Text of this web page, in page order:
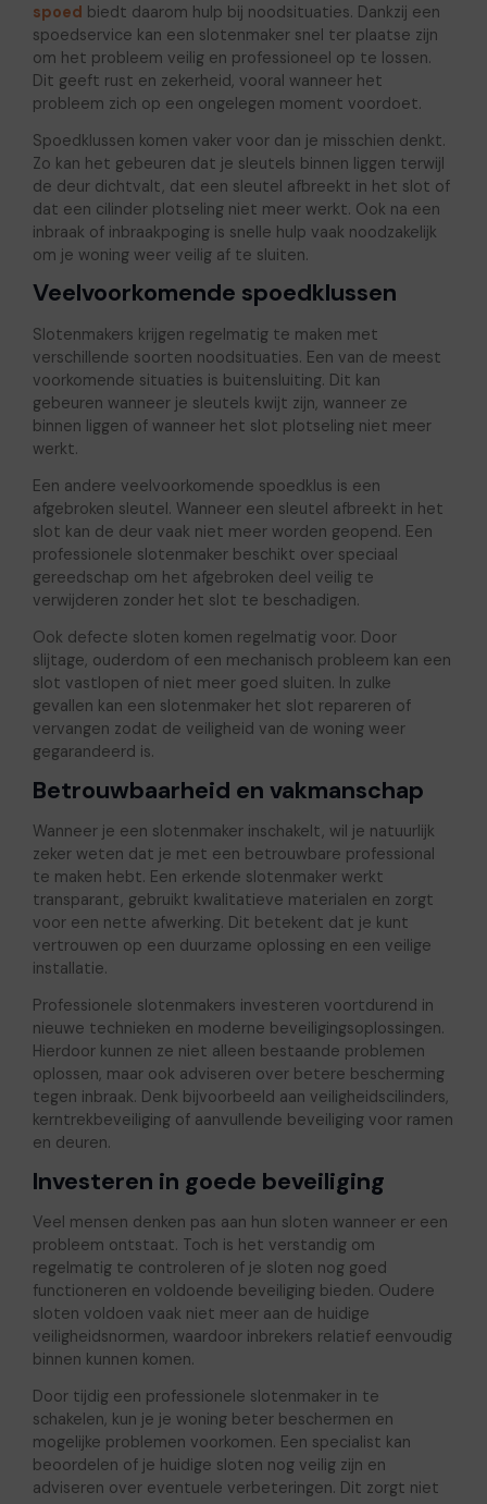
spoed biedt daarom hulp bij noodsituaties. Dankzij een
spoedservice kan een slotenmaker snel ter plaatse zijn
om het probleem veilig en professioneel op te lossen.
Dit geeft rust en zekerheid, vooral wanneer het
probleem zich op een ongelegen moment voordoet.
Spoedklussen komen vaker voor dan je misschien denkt.
Zo kan het gebeuren dat je sleutels binnen liggen terwijl
de deur dichtvalt, dat een sleutel afbreekt in het slot of
dat een cilinder plotseling niet meer werkt. Ook na een
inbraak of inbraakpoging is snelle hulp vaak noodzakelijk
om je woning weer veilig af te sluiten.
Veelvoorkomende spoedklussen
Slotenmakers krijgen regelmatig te maken met
verschillende soorten noodsituaties. Een van de meest
voorkomende situaties is buitensluiting. Dit kan
gebeuren wanneer je sleutels kwijt zijn, wanneer ze
binnen liggen of wanneer het slot plotseling niet meer
werkt.
Een andere veelvoorkomende spoedklus is een
afgebroken sleutel. Wanneer een sleutel afbreekt in het
slot kan de deur vaak niet meer worden geopend. Een
professionele slotenmaker beschikt over speciaal
gereedschap om het afgebroken deel veilig te
verwijderen zonder het slot te beschadigen.
Ook defecte sloten komen regelmatig voor. Door
slijtage, ouderdom of een mechanisch probleem kan een
slot vastlopen of niet meer goed sluiten. In zulke
gevallen kan een slotenmaker het slot repareren of
vervangen zodat de veiligheid van de woning weer
gegarandeerd is.
Betrouwbaarheid en vakmanschap
Wanneer je een slotenmaker inschakelt, wil je natuurlijk
zeker weten dat je met een betrouwbare professional
te maken hebt. Een erkende slotenmaker werkt
transparant, gebruikt kwalitatieve materialen en zorgt
voor een nette afwerking. Dit betekent dat je kunt
vertrouwen op een duurzame oplossing en een veilige
installatie.
Professionele slotenmakers investeren voortdurend in
nieuwe technieken en moderne beveiligingsoplossingen.
Hierdoor kunnen ze niet alleen bestaande problemen
oplossen, maar ook adviseren over betere bescherming
tegen inbraak. Denk bijvoorbeeld aan veiligheidscilinders,
kerntrekbeveiliging of aanvullende beveiliging voor ramen
en deuren.
Investeren in goede beveiliging
Veel mensen denken pas aan hun sloten wanneer er een
probleem ontstaat. Toch is het verstandig om
regelmatig te controleren of je sloten nog goed
functioneren en voldoende beveiliging bieden. Oudere
sloten voldoen vaak niet meer aan de huidige
veiligheidsnormen, waardoor inbrekers relatief eenvoudig
binnen kunnen komen.
Door tijdig een professionele slotenmaker in te
schakelen, kun je je woning beter beschermen en
mogelijke problemen voorkomen. Een specialist kan
beoordelen of je huidige sloten nog veilig zijn en
adviseren over eventuele verbeteringen. Dit zorgt niet